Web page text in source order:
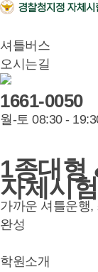
셔틀버스
오시는길
1661-0050
월-토 08:30 -
1종대형
자체시험
가까운 셔틀운행,
완성
학원소개